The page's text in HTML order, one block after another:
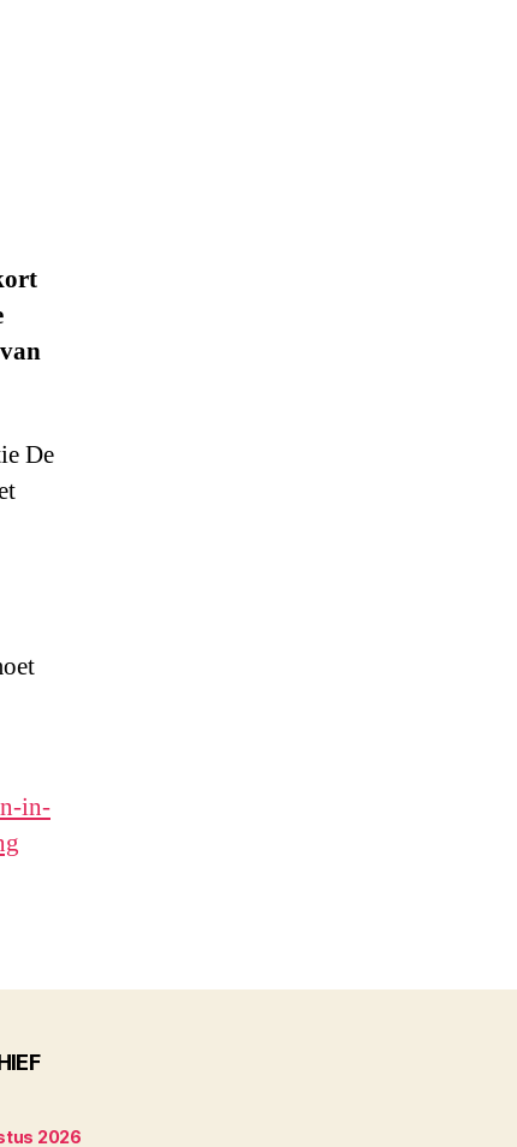
De
in-
2026